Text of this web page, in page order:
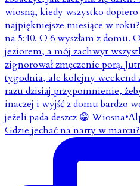
Gdzie jechać na narty w